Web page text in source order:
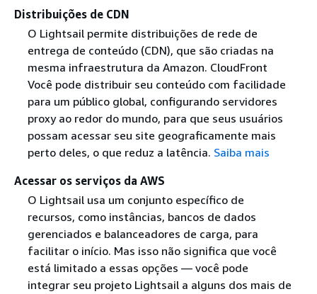
Distribuições de CDN
O Lightsail permite distribuições de rede de
entrega de conteúdo (CDN), que são criadas na
mesma infraestrutura da Amazon. CloudFront
Você pode distribuir seu conteúdo com facilidade
para um público global, configurando servidores
proxy ao redor do mundo, para que seus usuários
possam acessar seu site geograficamente mais
perto deles, o que reduz a latência. Saiba mais
Acessar os serviços da AWS
O Lightsail usa um conjunto específico de
recursos, como instâncias, bancos de dados
gerenciados e balanceadores de carga, para
facilitar o início. Mas isso não significa que você
está limitado a essas opções — você pode
integrar seu projeto Lightsail a alguns dos mais de